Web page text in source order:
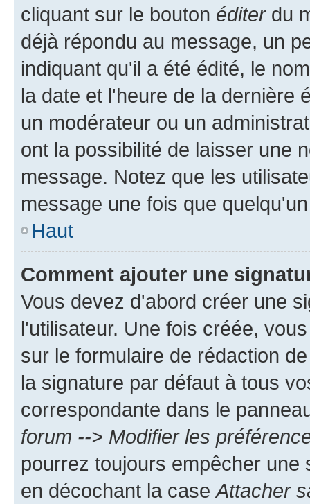
cliquant sur le bouton éditerdu
déjà répondu au message, un
indiquant qu'il a été édité, le
la date et l'heure de la dernière
un modérateur ou un
ont la possibilité de laisser une
message. Notez que les
message une fois que
Haut
Comment ajouter une
Vous devez d'abord créer une
l'utilisateur. Une fois créée,
sur le formulaire de rédaction
la signature par défaut à tous
correspondante dans le
forum --> Modifier les
pourrez toujours empêcher
en décochant la caseAttacher